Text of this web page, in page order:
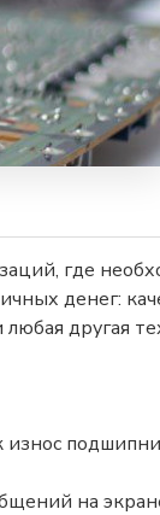
где
денег:
другая
износ
на